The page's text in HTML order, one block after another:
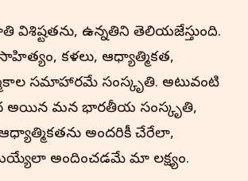
విశిష్టతను, ఉన్నతిని తెలియజేస్తుంది.
కళలు, ఆధ్యాత్మికత,
సమాహారమే సంస్కృతి. అటువంటి
అయిన మన భారతీయ సంస్కృతి,
అందరికీ చేరేలా,
అందించడమే మా లక్ష్యం.